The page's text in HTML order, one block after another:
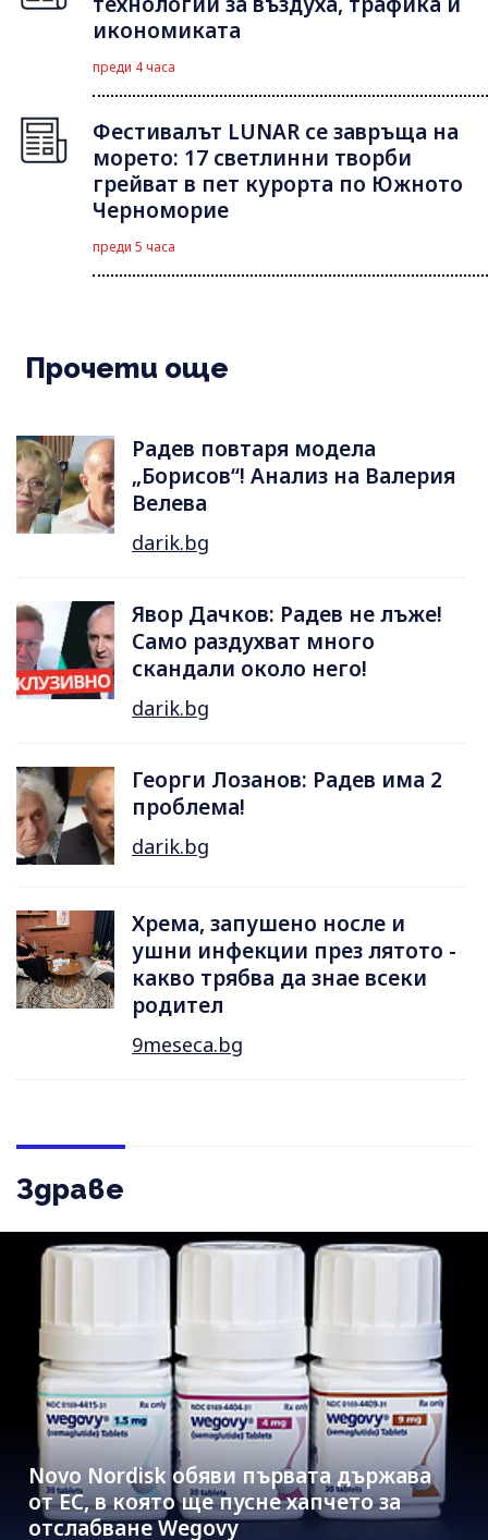
икономиката
преди 4 часа
Фестивалът LUNAR се завръща на
морето: 17 светлинни творби
грейват в пет курорта по Южното
Черноморие
преди 5 часа
Прочети още
Радев повтаря модела
„Борисов“! Анализ на Валерия
Велева
darik.bg
Явор Дачков: Радев не лъже!
Само раздухват много
скандали около него!
darik.bg
Георги Лозанов: Радев има 2
проблема!
darik.bg
Хрема, запушено носле и
ушни инфекции през лятотo -
какво трябва да знае всеки
родител
9meseca.bg
Здраве
Novo Nordisk обяви първата държава
от ЕС, в която ще пусне хапчето за
отслабване Wegovy